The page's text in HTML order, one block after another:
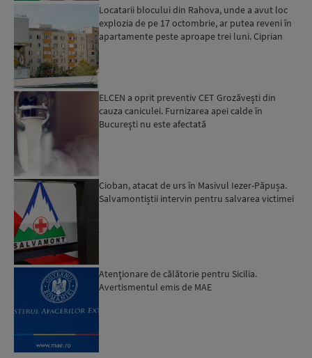
Locatarii blocului din Rahova, unde a avut loc
explozia de pe 17 octombrie, ar putea reveni în
apartamente peste aproape trei luni. Ciprian
ELCEN a oprit preventiv CET Grozăvești din
cauza caniculei. Furnizarea apei calde în
Bucureşti nu este afectată
Cioban, atacat de urs în Masivul Iezer-Păpușa.
Salvamontiștii intervin pentru salvarea victimei
Atenţionare de călătorie pentru Sicilia.
Avertismentul emis de MAE